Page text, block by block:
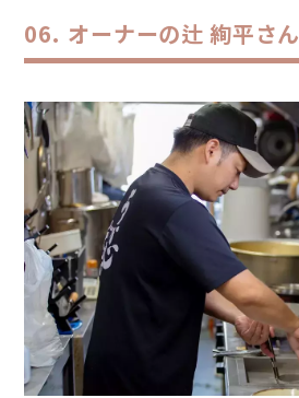
オーナーの辻 絢平さん